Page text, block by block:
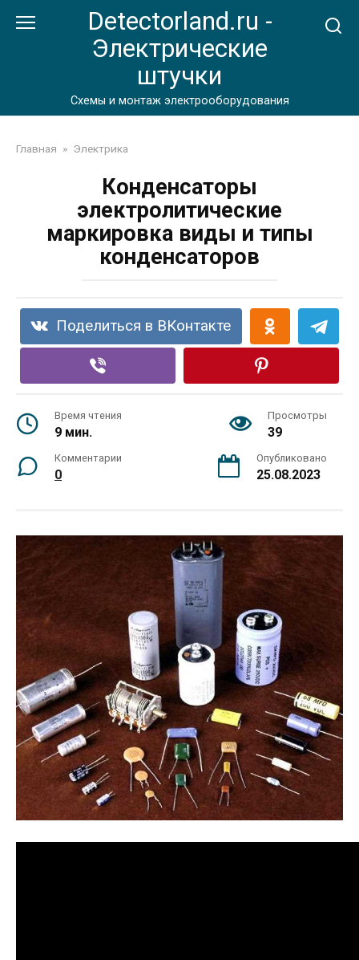
Detectorland.ru -
Электрические
штучки
Схемы и монтаж электрооборудования
Главная » Электрика
Конденсаторы
электролитические
маркировка виды и типы
конденсаторов
Поделиться в ВКонтакте
Время чтения
9 мин.
Просмотры
39
Комментарии
0
Опубликовано
25.08.2023